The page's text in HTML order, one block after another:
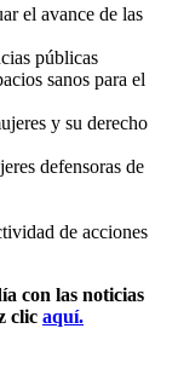
el avance de las
públicas
sanos para el
y su derecho
defensoras de
de acciones
con las noticias
clic aquí.